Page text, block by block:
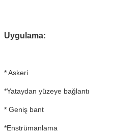
Uygulama:
* Askeri
*Yataydan yüzeye bağlantı
* Geniş bant
*Enstrümanlama